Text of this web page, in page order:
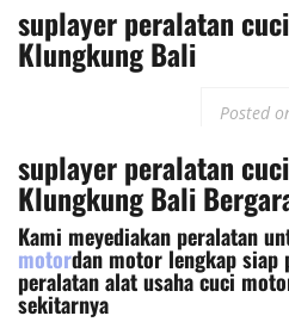
suplayer peralatan
Klungkung Bali
Posted
suplayer peralatan
Klungkung Bali
Kami meyediakan peralatan
motordan motor lengkap siap
peralatan alat usaha cuci
sekitarnya